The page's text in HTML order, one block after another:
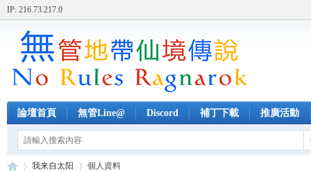
IP: 216.73.217.0
論壇首頁 無管Line@ Discord 補丁下載 推廣活動
我来自太阳 個人資料